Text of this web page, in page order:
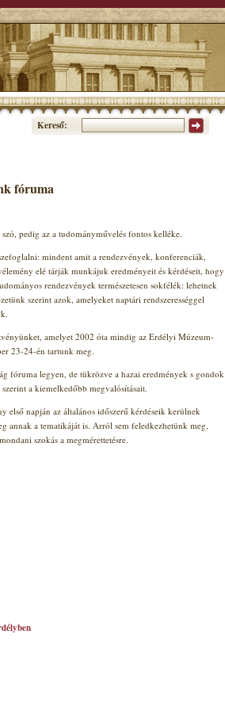
Kereső:
fóruma
pedig az a tudományművelés fontos kelléke.
mindent amit a rendezvények, konferenciák,
elé tárják munkájuk eredményeit és kérdéseit, hogy
rendezvények természetesen sokfélék: lehetnek
szerint azok, amelyeket naptári rendszerességgel
amelyet 2002 óta mindig az Erdélyi Múzeum-
23-24-én tartunk meg.
fóruma legyen, de tükrözve a hazai eredmények s gondok
a kiemelkedőbb megvalósításait.
napján az általános időszerű kérdéseik kerülnek
annak a tematikáját is. Arról sem feledkezhetünk meg,
szokás a megmérettetésre.